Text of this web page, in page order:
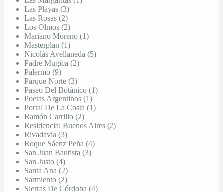
Las Playas (3)
Las Rosas (2)
Los Olmos (2)
Mariano Moreno (1)
Masterplan (1)
Nicolás Avellaneda (5)
Padre Mugica (2)
Palermo (9)
Parque Norte (3)
Paseo Del Botánico (1)
Poetas Argentinos (1)
Portal De La Costa (1)
Ramón Carrillo (2)
Residencial Buenos Aires (2)
Rivadavia (3)
Roque Sáenz Peña (4)
San Juan Bautista (3)
San Justo (4)
Santa Ana (2)
Sarmiento (2)
Sierras De Córdoba (4)